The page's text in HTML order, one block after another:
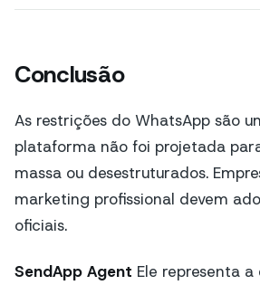
Conclusão
As restrições do WhatsApp são
plataforma não foi projetada
massa ou desestruturados.
marketing profissional devem
oficiais.
SendApp Agent Ele representa